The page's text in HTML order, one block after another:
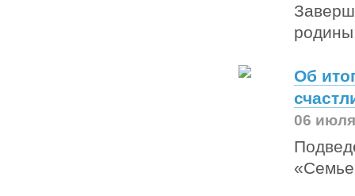
Об
06